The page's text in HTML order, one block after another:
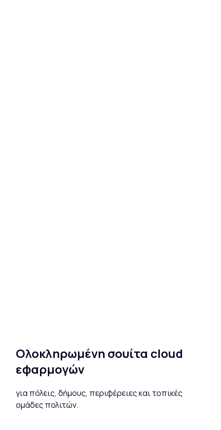
Oλοκληρωμένη σουίτα cloud
εφαρμογών
για πόλεις, δήμους, περιφέρειες και τοπικές
ομάδες πολιτών.